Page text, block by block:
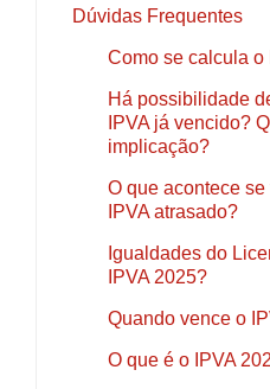
Dúvidas Frequentes
Como se calcula o
Há possibilidade
IPVA já vencido?
implicação?
O que acontece
IPVA atrasado?
Igualdades do
IPVA 2025?
Quando vence o
O que é o IPVA